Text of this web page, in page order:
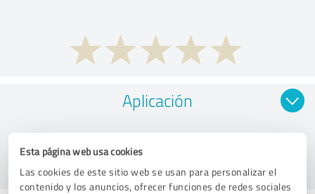
Esta página web usa cookies
Las cookies de este sitio web se usan para personalizar el
contenido y los anuncios, ofrecer funciones de redes sociales
Aplicación